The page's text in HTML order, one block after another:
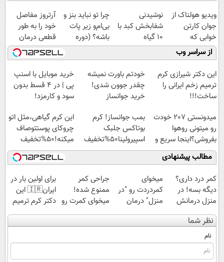
ویدیو هولناک از
جوان کارتن
خوابی که
میلیاردر شد.
آموزش رایگان
نوشیدنی
شفابخش کبد با
10 گیاه
موثر(تخفیف تا
امشب)
چرا تو نباید بنز و
بی‌ام‌و زیر پات
باشه؟ (دوره
رایگان درآمد
میلیاردی)
آرتروز مفاصل
خود را به طور
قطعی درمان
کنید!
◗پرسش‌نامه◖
از سراسر وب
این دکتر شیرازی کرم
ترمیم زخم ایرانی را
ساخت!!!
خودتم باورت نمیشه
چقدر جوون شدی!
خرید جوانساز
ویژه
خرید موبایل با اسنپ
پی | در ۴ قسط بدون
سود و کارمزد!
میدونستی 207 خودت
رو میتونی روهوا
بفروشی؟اینجا سریع و
راحت بفروش
بمب جوانساز! کرم
بوتاکس جلبک
اسپیرولینا50%تخفیف
این کرم گیاهی،مثل اتو
چروکای پوستتوصاف
میکنه!50%تخفیف
مطالب پیشنهادی
کمر درد داری؟
دیگه بسه! در
منزل درمانش
کن
(◀پرسش‌نامه)
میخوای
کمردردت رو "در
منزل" درمان
کنی؟ (◂فیلم +
◂پرسش‌نامه)
جراحی کمر
ممنوع شده!
میخوای کمرت رو
در منزل درمان
کنی؟
برای اولین بار در
ایران🇮🇷 این
دکتر کرم ترمیم
کننده 23 روزه
ساخت!
نظر شما
نام